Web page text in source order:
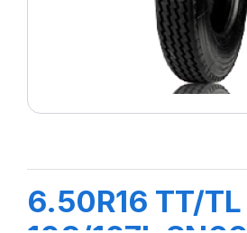
6.50R16 TT/TL